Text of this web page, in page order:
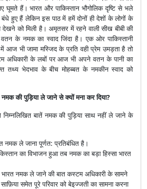
घूमते हैं। भारत और पाकिस्तान भौगोलिक दृष्टि से भले
बंधे हुए हैं लेकिन इस पाठ में हमें दोनों ही देशों के लोगों के
देखने को मिली है। अमृतसर में रहने वाली सीख बीबी की
के नमक का स्वाद जिंदा है। एक ओर पाकिस्तानी
आज भी जामा मस्जिद के प्रति वही प्रेम उमड़ता है तो
अधिकारी के लबों पर आज भी अपने वतन के पानी का
तथ्य भेदभाव के बीच मोहब्बत के नमकीन स्वाद को
की पुड़िया ले जाने से क्यों मना कर दिया?
निम्नलिखित बातें नमक की पुड़िया साथ नहीं ले जाने के
नमक ले जाना पूर्णत: प्रतिबंधित है।
का विभाजन हुआ तब नमक का बड़ा हिस्सा भारत
भारत नमक ले जाने की बात कस्टम अधिकारी के सामने
समेत पूरे परिवार को बेइज्जती का सामना करना